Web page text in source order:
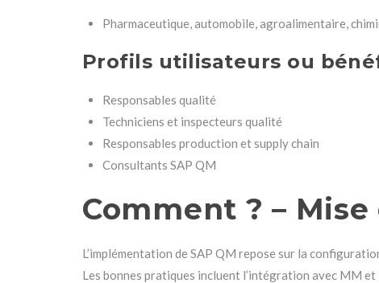
Pharmaceutique, automobile, agroalimentaire,
Profils utilisateurs ou
Responsables qualité
Techniciens et inspecteurs qualité
Responsables production et supply chain
Consultants SAP QM
Comment ? –
L’implémentation de SAP QM repose sur la
Les bonnes pratiques incluent l’intégration avec MM